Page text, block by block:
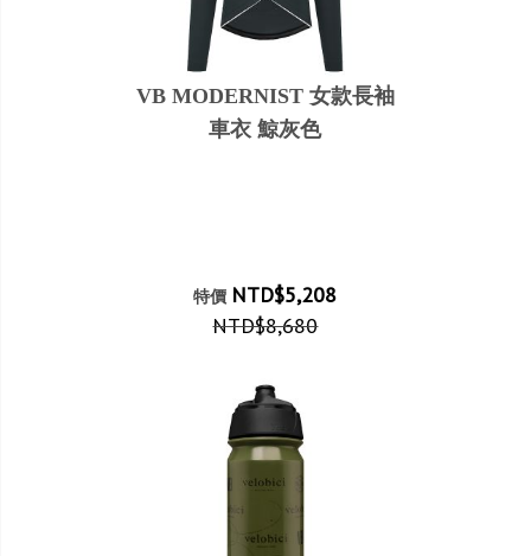
VB MODERNIST 女款長袖
車衣 鯨灰色
特價 NTD$5,208
NTD$8,680